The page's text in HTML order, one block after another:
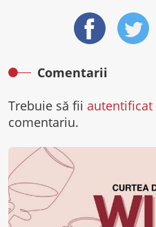
Comentarii
Trebuie să fii autentificat
comentariu.